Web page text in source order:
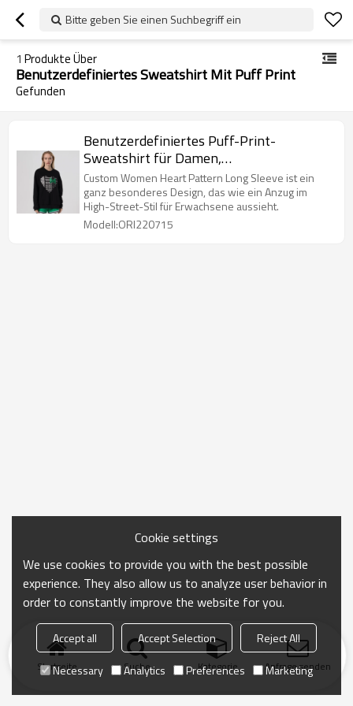
Bitte geben Sie einen Suchbegriff ein
1 Produkte Über
Benutzerdefiniertes Sweatshirt Mit Puff Print
Gefunden
Benutzerdefiniertes Puff-Print-
Sweatshirt für Damen,
Rundhalsausschnitt aus französischem
Baumwoll-Terry mit Beflockung
Custom Women Heart Pattern Long Sleeve ist ein
ganz besonderes Design, das wie ein Anzug im
High-Street-Stil für Erwachsene aussieht.
Modell:ORI220715
Startseite Suche Kategorie Anfrage senden
Cookie settings
We use cookies to provide you with the best possible
experience. They also allow us to analyze user behavior in
order to constantly improve the website for you.
Accept all Accept Selection
Reject All
Necessary
Analytics Preferences Marketing